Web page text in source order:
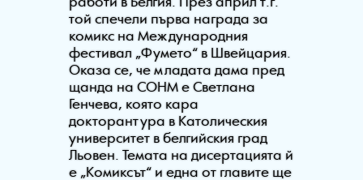
работи в Белгия. През април т.г.
той спечели първа награда за
комикс на Международния
фестивал „Фумето“ в Швейцария.
Оказа се, че младата дама пред
щанда на СОНМ е Светлана
Генчева, която кара
докторантура в Католическия
университет в белгийския град
Льовен. Темата на дисертацията й
е „Комиксът“ и една от главите ще